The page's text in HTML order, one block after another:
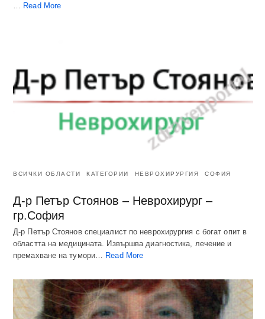
… Read More
ВСИЧКИ ОБЛАСТИ КАТЕГОРИИ НЕВРОХИРУРГИЯ СОФИЯ
Д-р Петър Стоянов – Неврохирург –
гр.София
Д-р Петър Стоянов специалист по неврохирургия с богат опит в
областта на медицината. Извършва диагностика, лечение и
премахване на тумори…
Read More